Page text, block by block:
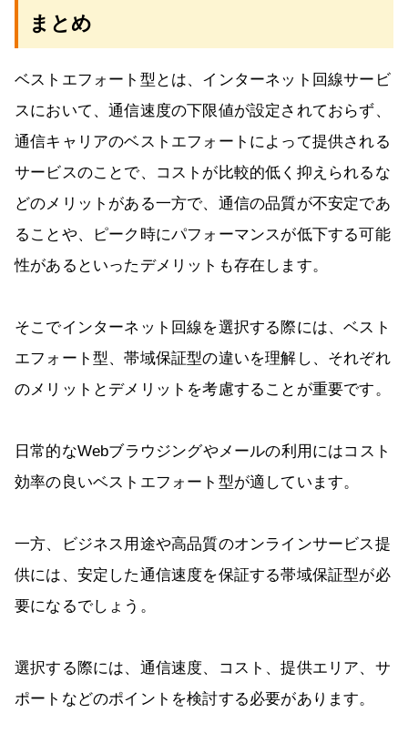
まとめ
ベストエフォート型とは、インターネット回線サービ
スにおいて、通信速度の下限値が設定されておらず、
通信キャリアのベストエフォートによって提供される
サービスのことで、コストが比較的低く抑えられるな
どのメリットがある一方で、通信の品質が不安定であ
ることや、ピーク時にパフォーマンスが低下する可能
性があるといったデメリットも存在します。
そこでインターネット回線を選択する際には、ベスト
エフォート型、帯域保証型の違いを理解し、それぞれ
のメリットとデメリットを考慮することが重要です。
日常的なWebブラウジングやメールの利用にはコスト
効率の良いベストエフォート型が適しています。
一方、ビジネス用途や高品質のオンラインサービス提
供には、安定した通信速度を保証する帯域保証型が必
要になるでしょう。
選択する際には、通信速度、コスト、提供エリア、サ
ポートなどのポイントを検討する必要があります。